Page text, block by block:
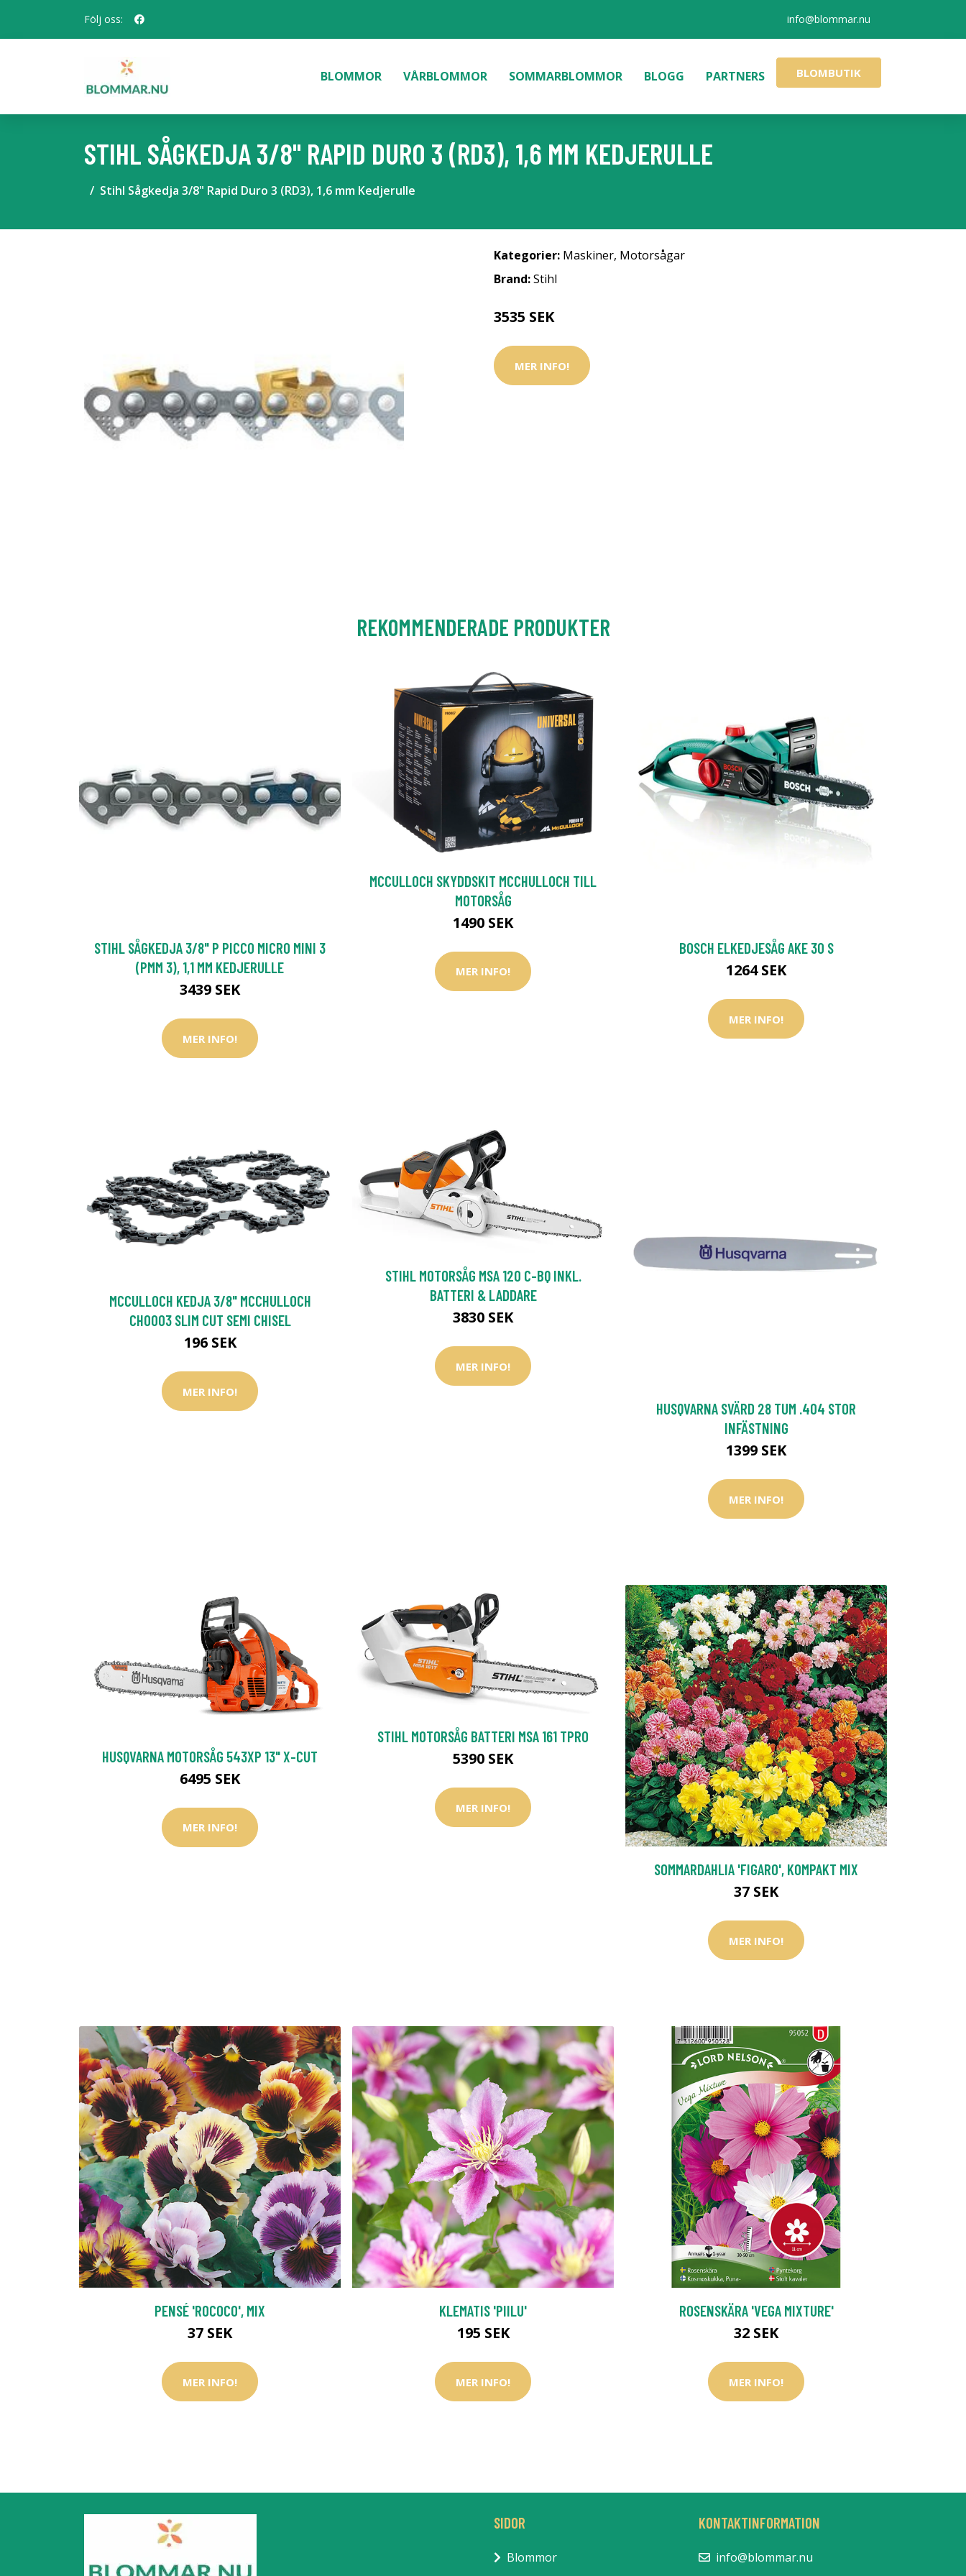
Följ oss: info@blommar.nu
BLOMMOR VÅRBLOMMOR SOMMARBLOMMOR BLOGG PARTNERS BLOMBUTIK
STIHL SÅGKEDJA 3/8" RAPID DURO 3 (RD3), 1,6 MM KEDJERULLE
Stihl Sågkedja 3/8" Rapid Duro 3 (RD3), 1,6 mm Kedjerulle
Kategorier: Maskiner, Motorsågar
Brand:Stihl
3535 SEK
MER INFO!
REKOMMENDERADE PRODUKTER
STIHL SÅGKEDJA 3/8" P PICCO MICRO MINI 3
(PMM 3), 1,1 MM KEDJERULLE
3439 SEK
MER INFO!
MCCULLOCH SKYDDSKIT MCCHULLOCH TILL
MOTORSÅG
1490 SEK
MER INFO!
BOSCH ELKEDJESÅG AKE 30 S
1264 SEK
MER INFO!
MCCULLOCH KEDJA 3/8" MCCHULLOCH
CHO003 SLIM CUT SEMI CHISEL
196 SEK
MER INFO!
STIHL MOTORSÅG MSA 120 C-BQ INKL.
BATTERI & LADDARE
3830 SEK
MER INFO!
HUSQVARNA SVÄRD 28 TUM .404 STOR
INFÄSTNING
1399 SEK
MER INFO!
HUSQVARNA MOTORSÅG 543XP 13" X-CUT
6495 SEK
MER INFO!
STIHL MOTORSÅG BATTERI MSA 161 TPRO
5390 SEK
MER INFO!
SOMMARDAHLIA 'FIGARO', KOMPAKT MIX
37 SEK
MER INFO!
PENSÉ 'ROCOCO', MIX
37 SEK
MER INFO!
KLEMATIS 'PIILU'
195 SEK
MER INFO!
ROSENSKÄRA 'VEGA MIXTURE'
32 SEK
MER INFO!
SIDOR
Blommor
KONTAKTINFORMATION
info@blommar.nu